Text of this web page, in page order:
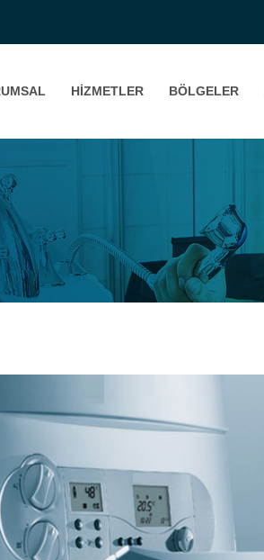
HİZMETLER BÖLGELER